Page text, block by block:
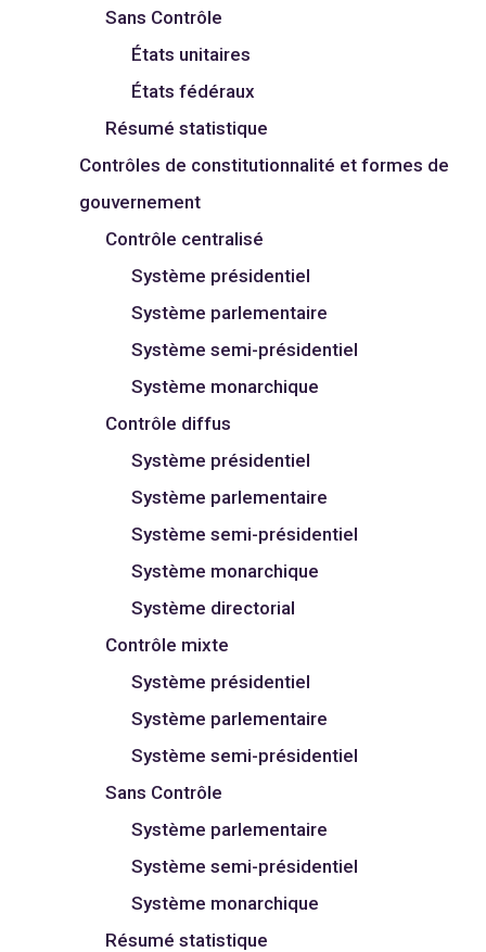
Sans Contrôle
États unitaires
États fédéraux
Résumé statistique
Contrôles de constitutionnalité et formes de
gouvernement
Contrôle centralisé
Système présidentiel
Système parlementaire
Système semi-présidentiel
Système monarchique
Contrôle diffus
Système présidentiel
Système parlementaire
Système semi-présidentiel
Système monarchique
Système directorial
Contrôle mixte
Système présidentiel
Système parlementaire
Système semi-présidentiel
Sans Contrôle
Système parlementaire
Système semi-présidentiel
Système monarchique
Résumé statistique